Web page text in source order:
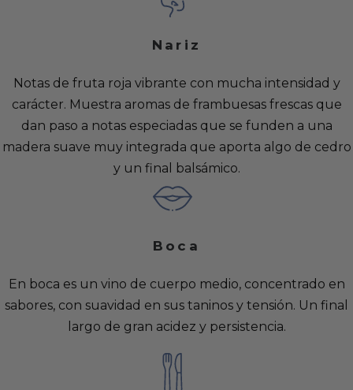
Nariz
Notas de fruta roja vibrante con mucha intensidad y
carácter. Muestra aromas de frambuesas frescas que
dan paso a notas especiadas que se funden a una
madera suave muy integrada que aporta algo de cedro
y un final balsámico.
Boca
En boca es un vino de cuerpo medio, concentrado en
sabores, con suavidad en sus taninos y tensión. Un final
largo de gran acidez y persistencia.